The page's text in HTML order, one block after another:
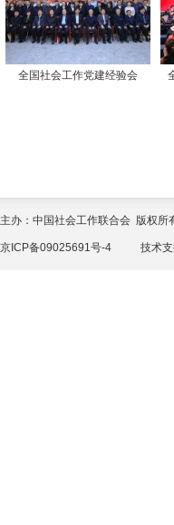
全国社会工作党建经验会
主办：中国社会工作联合会 版权
京ICP备09025691号-4 技术支